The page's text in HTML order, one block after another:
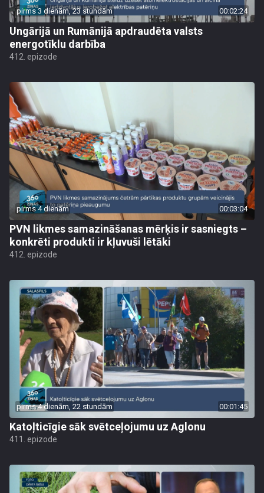
pirms 3 dienām, 23 stundām 00:02:24
Ungārijā un Rumānijā apdraudēta valsts
energotīklu darbība
412. epizode
pirms 4 dienām 00:03:04
PVN likmes samazināšanas mērķis ir sasniegts –
konkrēti produkti ir kļuvuši lētāki
412. epizode
pirms 4 dienām, 22 stundām 00:01:45
Katoļticīgie sāk svētceļojumu uz Aglonu
411. epizode